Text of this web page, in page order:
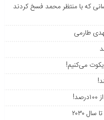
که با منتظر محمد فسخ کردند
طارمی
می‌کنیم!